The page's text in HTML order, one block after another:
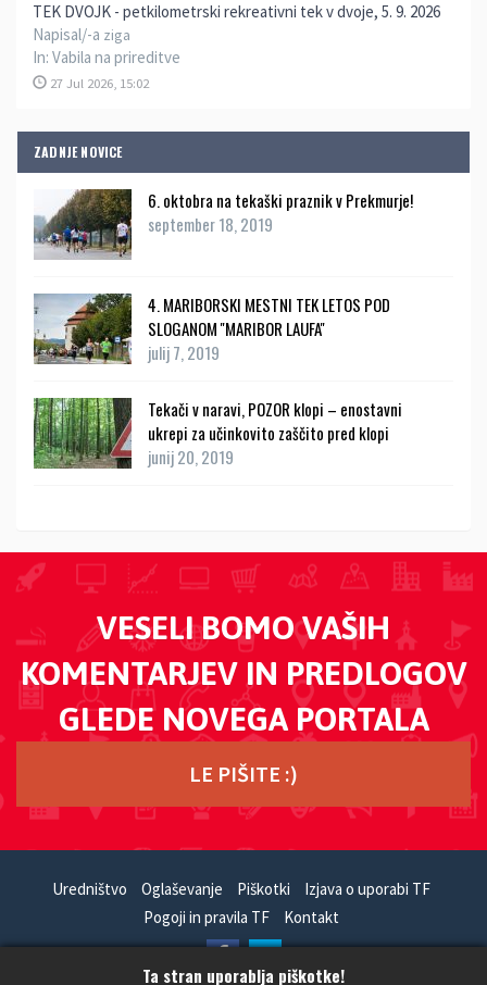
TEK DVOJK - petkilometrski rekreativni tek v dvoje, 5. 9. 2026
Napisal/-a ziga
In: Vabila na prireditve
27 Jul 2026, 15:02
ZADNJE NOVICE
6. oktobra na tekaški praznik v Prekmurje!
september 18, 2019
4. MARIBORSKI MESTNI TEK LETOS POD
SLOGANOM ''MARIBOR LAUFA''
julij 7, 2019
Tekači v naravi, POZOR klopi – enostavni
ukrepi za učinkovito zaščito pred klopi
junij 20, 2019
VESELI BOMO VAŠIH
KOMENTARJEV IN PREDLOGOV
GLEDE NOVEGA PORTALA
LE PIŠITE :)
Uredništvo Oglaševanje Piškotki
Izjava o uporabi TF
Pogoji in pravila TF
Kontakt
Ta stran uporablja piškotke!